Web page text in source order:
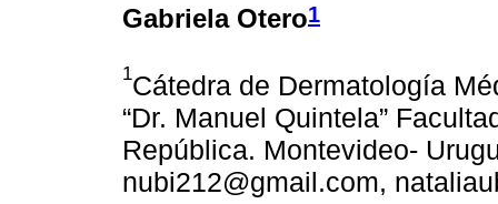
Gabriela Otero1
1Cátedra de Dermatología
“Dr. Manuel Quintela”
República. Montevideo-
nubi212@gmail.com,